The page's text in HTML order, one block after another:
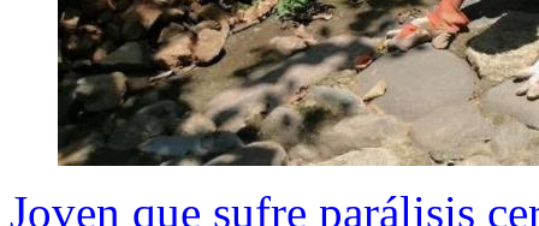
Joven que sufre parálisis